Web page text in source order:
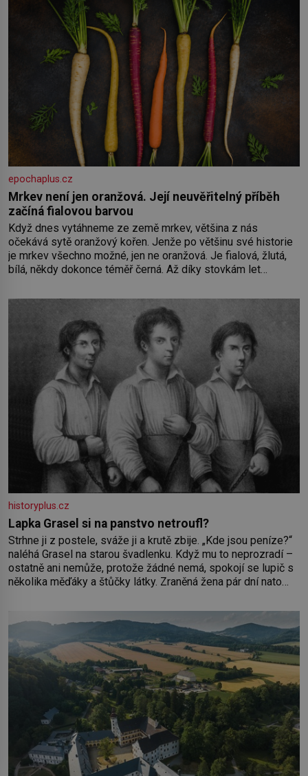
epochaplus.cz
Mrkev není jen oranžová. Její neuvěřitelný příběh
začíná fialovou barvou
Když dnes vytáhneme ze země mrkev, většina z nás
očekává sytě oranžový kořen. Jenže po většinu své historie
je mrkev všechno možné, jen ne oranžová. Je fialová, žlutá,
bílá, někdy dokonce téměř černá. Až díky stovkám let
českou zahradu ani nedokážeme představit. Její příběh je
historyplus.cz
Lapka Grasel si na panstvo netroufl?
Strhne ji z postele, sváže ji a krutě zbije. „Kde jsou peníze?“
naléhá Grasel na starou švadlenku. Když mu to neprozradí –
ostatně ani nemůže, protože žádné nemá, spokojí se lupič s
několika měďáky a štůčky látky. Zraněná žena pár dní nato
dlouho po jeho smrti